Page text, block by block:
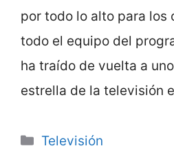
por todo lo alto para los
todo el equipo del
ha traído de vuelta a
estrella de la televisión
Categorie
Televisión